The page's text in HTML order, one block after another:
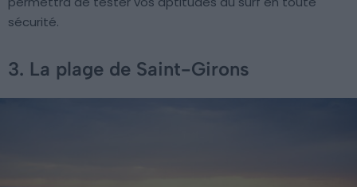
sécurité.
3. La plage de Saint-Girons